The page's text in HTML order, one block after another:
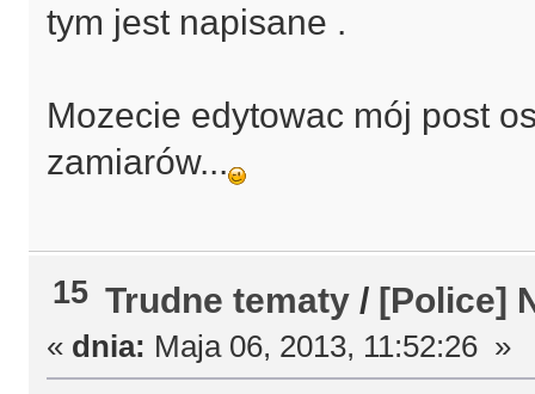
tym jest napisane .
Mozecie edytowac mój post
zamiarów...
15 Trudne tematy / [Police]
« dnia: Maja 06, 2013, 11:52:26 »